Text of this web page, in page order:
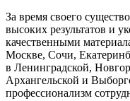
За время своего
высоких результатов и
качественными
Москве, Сочи,
в Ленинградской,
Архангельской и
профессионализм